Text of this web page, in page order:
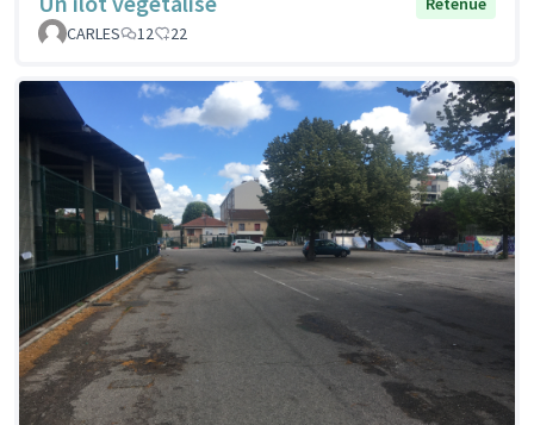
CARLES
12 22